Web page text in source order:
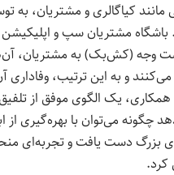
کیاگالری و مشتریان، به
مشتریان سپ و اپلیکیشن
وجه (کش‌بک) به مشتریان،
و به این ترتیب، وفاداری
یک الگوی موفق از
چگونه می‌توان با بهره‌گیری از
بزرگ دست یافت و تجربه‌ای
کرد.